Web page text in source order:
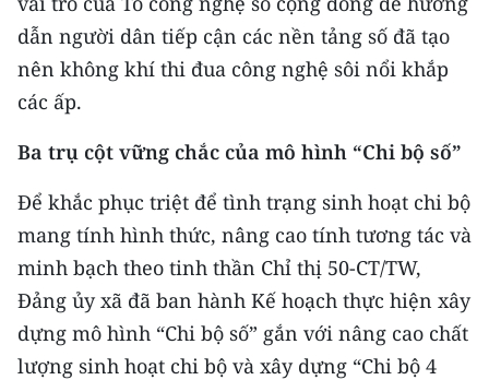
VỀ BÁO NHÂN DÂN
THỜI NAY
NHÂN DÂN CUỐI TUẦN
NHÂN DÂN HẰNG THÁNG
MUA BÁO
ĐỌC BÁO IN
dẫn người dân tiếp cận các nền tảng số đã tạo
nên không khí thi đua công nghệ sôi nổi khắp
các ấp.
Ba trụ cột vững chắc của mô hình “Chi bộ số”
Để khắc phục triệt để tình trạng sinh hoạt chi bộ
mang tính hình thức, nâng cao tính tương tác và
minh bạch theo tinh thần Chỉ thị 50-CT/TW,
Đảng ủy xã đã ban hành Kế hoạch thực hiện xây
dựng mô hình “Chi bộ số” gắn với nâng cao chất
lượng sinh hoạt chi bộ và xây dựng “Chi bộ 4